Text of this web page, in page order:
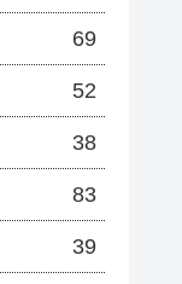
69
52
38
83
39